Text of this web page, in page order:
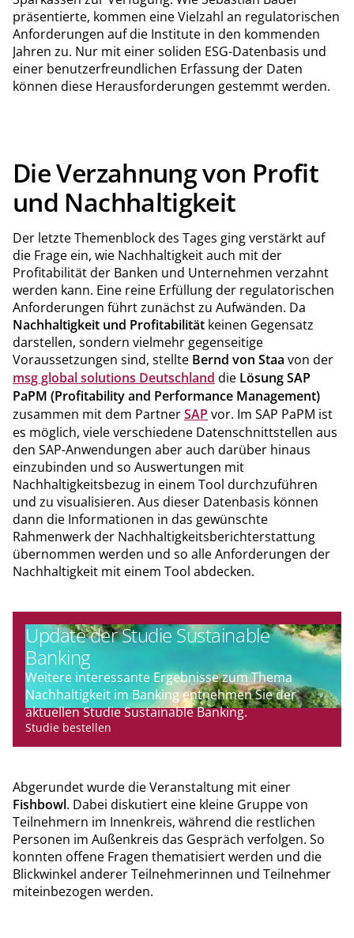
präsentierte, kommen eine Vielzahl an regulatorischen
Anforderungen auf die Institute in den kommenden
Jahren zu. Nur mit einer soliden ESG-Datenbasis und
einer benutzerfreundlichen Erfassung der Daten
können diese Herausforderungen gestemmt werden.
Die Verzahnung von Profit
und Nachhaltigkeit
Der letzte Themenblock des Tages ging verstärkt auf
die Frage ein, wie Nachhaltigkeit auch mit der
Profitabilität der Banken und Unternehmen verzahnt
werden kann. Eine reine Erfüllung der regulatorischen
Anforderungen führt zunächst zu Aufwänden. Da
Nachhaltigkeit und Profitabilität keinen Gegensatz
darstellen, sondern vielmehr gegenseitige
Voraussetzungen sind, stellte Bernd von Staa von der
msg global solutions Deutschland die Lösung SAP
PaPM (Profitability and Performance Management)
zusammen mit dem PartnerSAP vor. Im SAP PaPM ist
es möglich, viele verschiedene Datenschnittstellen aus
den SAP-Anwendungen aber auch darüber hinaus
einzubinden und so Auswertungen mit
Nachhaltigkeitsbezug in einem Tool durchzuführen
und zu visualisieren. Aus dieser Datenbasis können
dann die Informationen in das gewünschte
Rahmenwerk der Nachhaltigkeitsberichterstattung
übernommen werden und so alle Anforderungen der
Nachhaltigkeit mit einem Tool abdecken.
Update der Studie Sustainable
Banking
Weitere interessante Ergebnisse zum Thema
Nachhaltigkeit im Banking entnehmen Sie der
aktuellen Studie Sustainable Banking.
Studie bestellen
Abgerundet wurde die Veranstaltung mit einer
Fishbowl. Dabei diskutiert eine kleine Gruppe von
Teilnehmern im Innenkreis, während die restlichen
Personen im Außenkreis das Gespräch verfolgen. So
konnten offene Fragen thematisiert werden und die
Blickwinkel anderer Teilnehmerinnen und Teilnehmer
miteinbezogen werden.